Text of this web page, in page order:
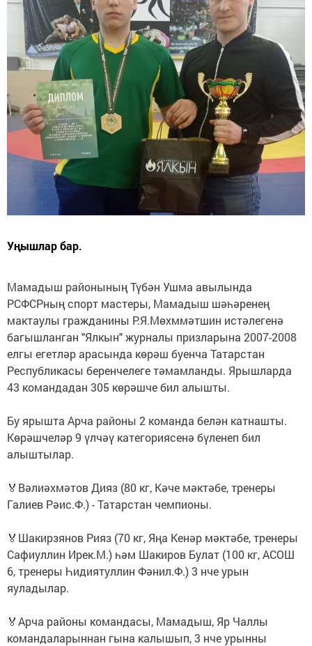
Уңышлар бар.
Мамадыш районының Түбән Ушма авылында
РСФСРның спорт мастеры, Мамадыш шәһәренең
мактаулы гражданины Р.Я.Мөхммәтшин истәлегенә
багышланган "Ялкын" журналы призларына 2007-2008
елгы егетләр арасында көрәш буенча Татарстан
Республикасы беренчелеге тәмамланды. Ярышларда
43 командадан 305 көрәшче бил алышты.
Бу ярышта Арча районы 2 команда белән катнашты.
Көрәшчеләр 9 үлчәү категориясенә бүленеп бил
алыштылар.
🏅Вәлиәхмәтов Дияз (80 кг, Кәче мәктәбе, тренеры
Галиев Рәис.Ф.) - Татарстан чемпионы.
🏅Шакирзянов Рияз (70 кг, Яңа Кенәр мәктәбе, тренеры
Сафиуллин Ирек.М.) һәм Шакиров Булат (100 кг, АСОШ
6, тренеры Һидиятуллин Фәнил.Ф.) 3 нче урын
яуладылар.
🏅Арча районы командасы, Мамадыш, Яр Чаллы
командаларыннан гына калышып, 3 нче урынны